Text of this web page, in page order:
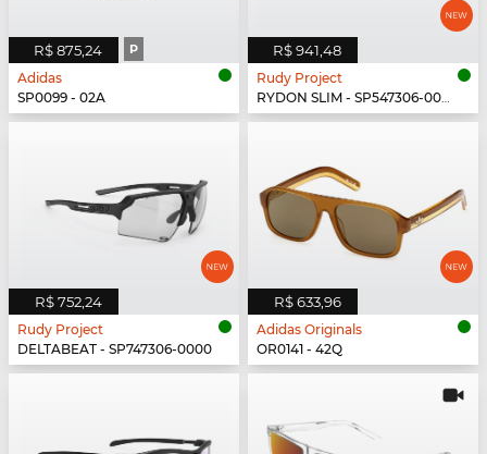
R$ 875,24 P
Adidas
SP0099 - 02A
R$ 941,48
Rudy Project
RYDON SLIM - SP547306-0000
R$ 752,24
Rudy Project
DELTABEAT - SP747306-0000
R$ 633,96
Adidas Originals
OR0141 - 42Q